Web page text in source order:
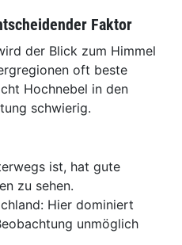
Faktor
der Blick zum Himmel
oft beste
Hochnebel in den
schwierig.
ist, hat gute
zu sehen.
Hier dominiert
unmöglich